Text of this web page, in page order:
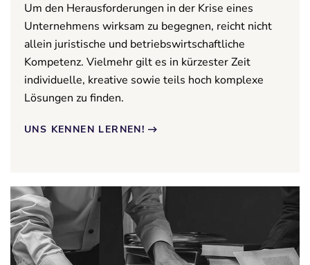
Um den Herausforderungen in der Krise eines
Unternehmens wirksam zu begegnen, reicht nicht
allein juristische und betriebswirtschaftliche
Kompetenz. Vielmehr gilt es in kürzester Zeit
individuelle, kreative sowie teils hoch komplexe
Lösungen zu finden.
UNS KENNEN LERNEN!